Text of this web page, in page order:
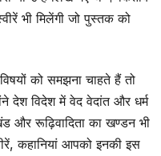
भी मिलेंगी जो पुस्तक को
को समझना चाहते हैं तो
देश विदेश में वेद वेदांत और धर्म
और रूढ़िवादिता का खण्डन भी
कहानियां आपको इनकी इस